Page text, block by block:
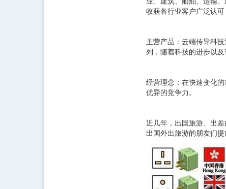
收获各行业客户广泛认可
主营产品：云端传导科
列，随着科技的进步以
经营理念：在快速变化
优异的竞争力。
近几年，出国旅游、出
出国外出旅游的朋友们